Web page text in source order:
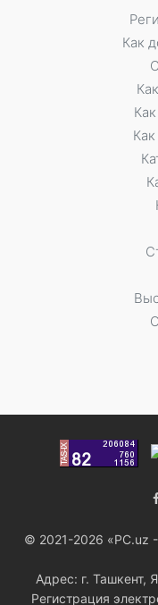
Как
© 2021-2026 «PC.uz
Адрес: г. Ташкент,
Регистрация